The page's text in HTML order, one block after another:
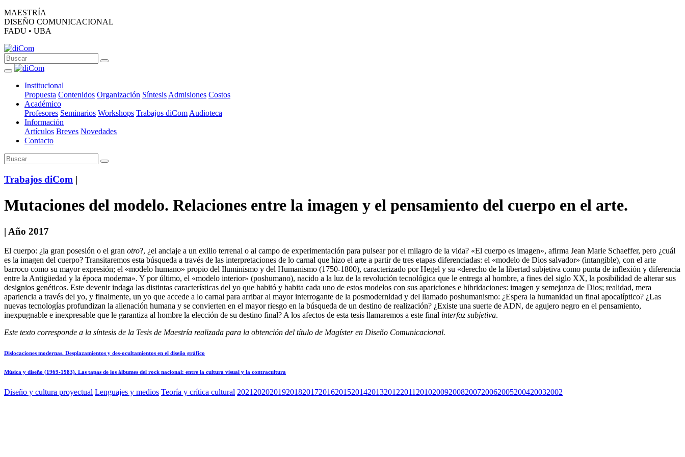
MAESTRÍA
DISEÑO COMUNICACIONAL
FADU • UBA
Institucional
Propuesta Contenidos Organización Síntesis Admisiones Costos
Académico
Profesores Seminarios Workshops Trabajos diCom Audioteca
Información
Artículos Breves Novedades
Contacto
Trabajos diCom |
Mutaciones del modelo. Relaciones entre la imagen y el pensamiento del cuerpo en el arte.
| Año 2017
El cuerpo: ¿la gran posesión o el gran otro?, ¿el anclaje a un exilio terrenal o al campo de experimentación para pulsear por el milagro de la vida? «El cuerpo es imagen», afirma Jean Marie Schaeffer, pero ¿cuál
es la imagen del cuerpo? Transitaremos esta búsqueda a través de las interpretaciones de lo carnal que hizo el arte a partir de tres etapas diferenciadas: el «modelo de Dios salvador» (intangible), con el arte
barroco como su mayor expresión; el «modelo humano» propio del Iluminismo y del Humanismo (1750-1800), caracterizado por Hegel y su «derecho de la libertad subjetiva como punta de inflexión y diferencia
entre la Antigüedad y la época moderna». Y por último, el «modelo interior» (poshumano), nacido a la luz de la revolución tecnológica que le entrega al hombre, a fines del siglo XX, la posibilidad de alterar sus
designios genéticos. Este devenir indaga las distintas características del yo que habitó y habita cada uno de estos modelos con sus apariciones e hibridaciones: imagen y semejanza de Dios; realidad, mera
apariencia a través del yo, y finalmente, un yo que accede a lo carnal para arribar al mayor interrogante de la posmodernidad y del llamado poshumanismo: ¿Espera la humanidad un final apocalíptico? ¿Las
nuevas tecnologías profundizan la alienación humana y se convierten en el mayor riesgo en la búsqueda de un destino de realización? ¿Existe una suerte de ADN, de agujero negro en el pensamiento,
inexpugnable e inexpresable que le garantiza al hombre la elección de su destino final? A los afectos de esta tesis llamaremos a este final interfaz subjetiva.
Este texto corresponde a la síntesis de la Tesis de Maestría realizada para la obtención del título de Magíster en Diseño Comunicacional.
Dislocaciones modernas. Desplazamientos y des-ocultamientos en el diseño gráfico
Música y diseño (1969-1983). Las tapas de los álbumes del rock nacional: entre la cultura visual y la contracultura
Diseño y cultura proyectual Lenguajes y medios Teoría y crítica cultural 2021 2020201920182017201620152014201320122011 201020092008200720062005200420032002